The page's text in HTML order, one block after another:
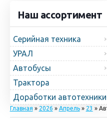
Наш ассортимент
Серийная техника
УРАЛ
Автобусы
Трактора
Доработки автотехники
Главная » 2026 » Апрель » 23 »